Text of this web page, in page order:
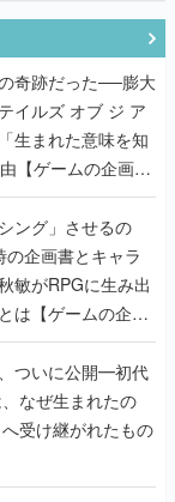
奇跡だった──膨大
イルズ オブ ジ ア
生まれた意味を知
【ゲームの企画
ング」させるの
企画書とキャラ
敏がRPGに生み出
は【ゲームの企画
ついに公開━初代
なぜ生まれたの
受け継がれたもの